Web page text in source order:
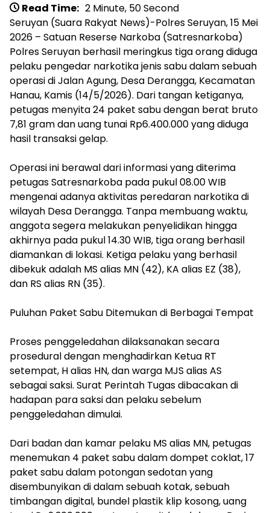
Read Time: 2 Minute, 50 Second
Seruyan (Suara Rakyat News)-Polres Seruyan, 15 Mei
2026 – Satuan Reserse Narkoba (Satresnarkoba)
Polres Seruyan berhasil meringkus tiga orang diduga
pelaku pengedar narkotika jenis sabu dalam sebuah
operasi di Jalan Agung, Desa Derangga, Kecamatan
Hanau, Kamis (14/5/2026). Dari tangan ketiganya,
petugas menyita 24 paket sabu dengan berat bruto
7,81 gram dan uang tunai Rp6.400.000 yang diduga
hasil transaksi gelap.
Operasi ini berawal dari informasi yang diterima
petugas Satresnarkoba pada pukul 08.00 WIB
mengenai adanya aktivitas peredaran narkotika di
wilayah Desa Derangga. Tanpa membuang waktu,
anggota segera melakukan penyelidikan hingga
akhirnya pada pukul 14.30 WIB, tiga orang berhasil
diamankan di lokasi. Ketiga pelaku yang berhasil
dibekuk adalah MS alias MN (42), KA alias EZ (38),
dan RS alias RN (35).
Puluhan Paket Sabu Ditemukan di Berbagai Tempat
Proses penggeledahan dilaksanakan secara
prosedural dengan menghadirkan Ketua RT
setempat, H alias HN, dan warga MJS alias AS
sebagai saksi. Surat Perintah Tugas dibacakan di
hadapan para saksi dan pelaku sebelum
penggeledahan dimulai.
Dari badan dan kamar pelaku MS alias MN, petugas
menemukan 4 paket sabu dalam dompet coklat, 17
paket sabu dalam potongan sedotan yang
disembunyikan di dalam sebuah kotak, sebuah
timbangan digital, bundel plastik klip kosong, uang